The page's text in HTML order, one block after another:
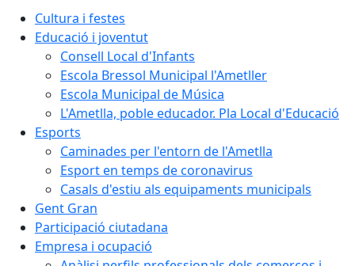
Cultura i festes
Educació i joventut
Consell Local d'Infants
Escola Bressol Municipal l'Ametller
Escola Municipal de Música
L'Ametlla, poble educador. Pla Local d'Educació
Esports
Caminades per l'entorn de l'Ametlla
Esport en temps de coronavirus
Casals d'estiu als equipaments municipals
Gent Gran
Participació ciutadana
Empresa i ocupació